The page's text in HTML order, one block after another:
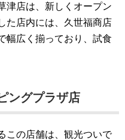
津店は、新しくオープン
た店内には、久世福商店
幅広く揃っており、試食
ングプラザ店
この店舗は、観光ついで